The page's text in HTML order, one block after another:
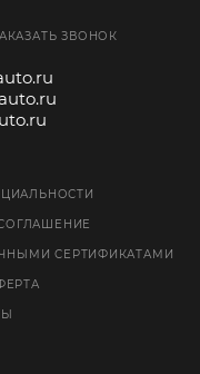
ЗВОНОК
СЕРТИФИКАТАМИ